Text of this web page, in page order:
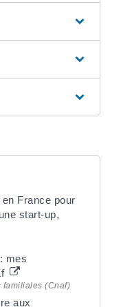
France pour
start-up,
mes
familiales (Cnaf)
aux